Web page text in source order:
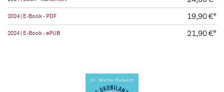
2024 | E-Book - PDF 19,90 €*
2024 | E-Book - ePUB 21,90 €*